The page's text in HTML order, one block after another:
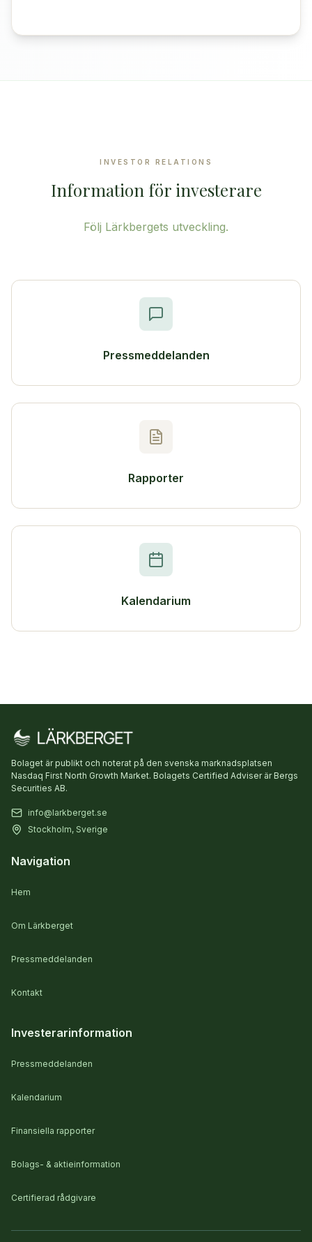
INVESTOR RELATIONS
Information för investerare
Följ Lärkbergets utveckling.
Pressmeddelanden
Rapporter
Kalendarium
Bolaget är publikt och noterat på den svenska marknadsplatsen
Nasdaq First North Growth Market. Bolagets Certified Adviser är Bergs
Securities AB.
info@larkberget.se
Stockholm, Sverige
Navigation
Hem
Om Lärkberget
Pressmeddelanden
Kontakt
Investerarinformation
Pressmeddelanden
Kalendarium
Finansiella rapporter
Bolags- & aktieinformation
Certifierad rådgivare